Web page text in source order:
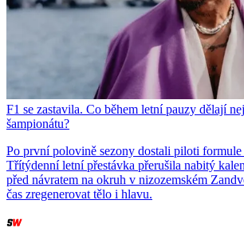
F1 se zastavila. Co během letní pauzy dělají
šampionátu?
Po první polovině sezony dostali piloti formule
Třítýdenní letní přestávka přerušila nabitý
před návratem na okruh v nizozemském
čas zregenerovat tělo i hlavu.